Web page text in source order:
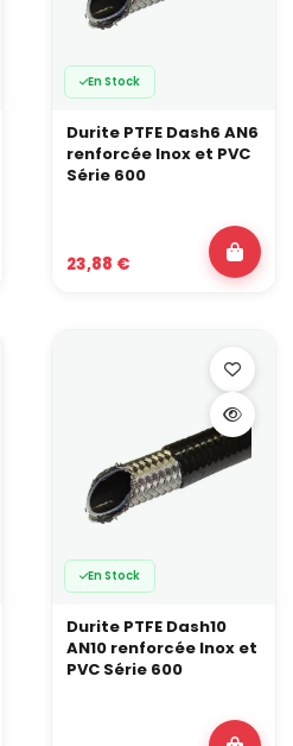
En Stock
Durite PTFE Dash6 AN6
renforcée Inox et PVC
Série 600
23,88 €
En Stock
Durite PTFE Dash10
AN10 renforcée Inox et
PVC Série 600